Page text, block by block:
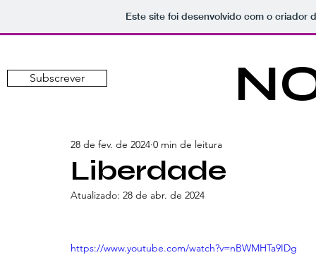
Este site foi desenvolvido com o criador
Subscrever
Liberdade
28 de fev. de 2024 0 min de leitura
Atualizado: 28 de abr. de 2024
https://www.youtube.com/watch?v=nBWMHTa9IDg